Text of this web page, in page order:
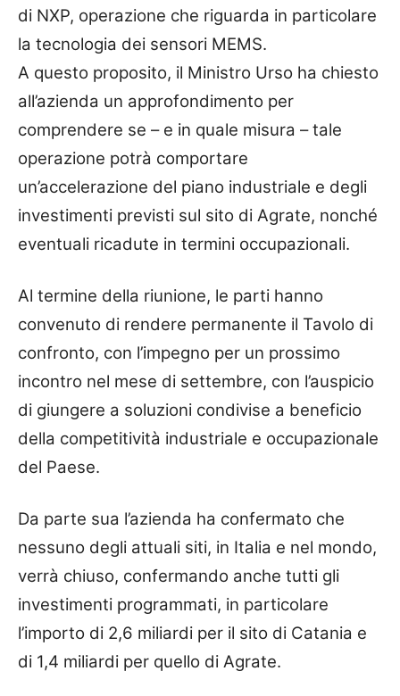
di NXP, operazione che riguarda in particolare
la tecnologia dei sensori MEMS.
A questo proposito, il Ministro Urso ha chiesto
all’azienda un approfondimento per
comprendere se – e in quale misura – tale
operazione potrà comportare
un’accelerazione del piano industriale e degli
investimenti previsti sul sito di Agrate, nonché
eventuali ricadute in termini occupazionali.
Al termine della riunione, le parti hanno
convenuto di rendere permanente il Tavolo di
confronto, con l’impegno per un prossimo
incontro nel mese di settembre, con l’auspicio
di giungere a soluzioni condivise a beneficio
della competitività industriale e occupazionale
del Paese.
Da parte sua l’azienda ha confermato che
nessuno degli attuali siti, in Italia e nel mondo,
verrà chiuso, confermando anche tutti gli
investimenti programmati, in particolare
l’importo di 2,6 miliardi per il sito di Catania e
di 1,4 miliardi per quello di Agrate.